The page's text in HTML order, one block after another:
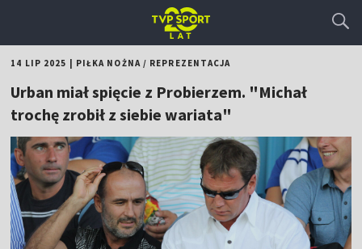
14 LIP 2025 PIŁKA NOŻNA/ REPREZENTACJA
Urban miał spięcie z Probierzem. "Michał
trochę zrobił z siebie wariata"